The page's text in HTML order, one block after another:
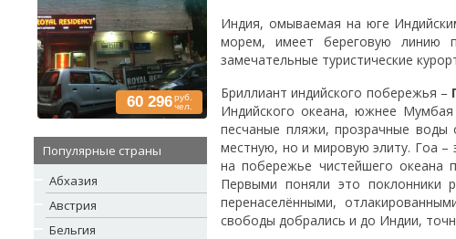
60 296руб.
чел.
Популярные страны
Абхазия
Австрия
Бельгия
Индия, омываемая на юге
морем, имеет береговую линию
замечательные туристические
Бриллиант индийского побережья –
Индийского океана, южнее
песчаные пляжи, прозрачные
местную, но и мировую элиту. Гоа –
на побережье чистейшего
Первыми поняли это
перенаселёнными,
свободы добрались и до Индии,